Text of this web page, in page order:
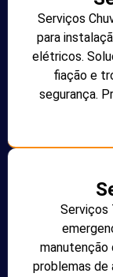
Serviços
para
elétricos.
fiação e
segurança.
Serviços
manutenção
problemas de